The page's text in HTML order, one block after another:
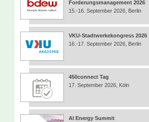
Forderungsmanagement 2026
15.-16. September 2026, Berlin
VKU-Stadtwerkekongress 2026
16.-17. September 2026, Berlin
450connect Tag
17. September 2026, Köln
AI Energy Summit